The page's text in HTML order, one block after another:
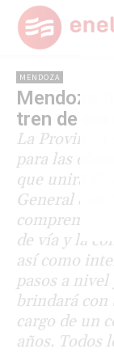
MENDOZA
Mendoza
tren de
La Provincia
para las
que unirá
General
comprenden
de vía y la
así como
pasos a
brindará con
cargo de un
años. Todos